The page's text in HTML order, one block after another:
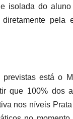
isolada do
diretamente pela
está o
que 100% dos
nos níveis